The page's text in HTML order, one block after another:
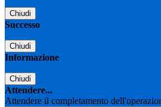
Chiudi
Successo
Chiudi
Informazione
Chiudi
Attendere...
Attendere il completamento